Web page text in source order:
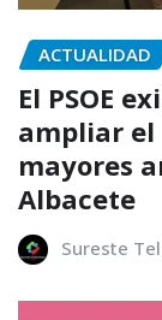
ACTUALIDAD
El PSOE
ampliar el
mayores
Albacete
Sureste